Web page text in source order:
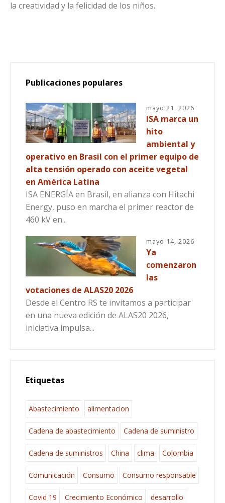
la creatividad y la felicidad de los niños.
Publicaciones populares
mayo 21, 2026
ISA marca un
hito
ambiental y
operativo en Brasil con el primer equipo de
alta tensión operado con aceite vegetal
en América Latina
ISA ENERGÍA en Brasil, en alianza con Hitachi
Energy, puso en marcha el primer reactor de
460 kV en...
mayo 14, 2026
Ya
comenzaron
las
votaciones de ALAS20 2026
Desde el Centro RS te invitamos a participar
en una nueva edición de ALAS20 2026,
iniciativa impulsa...
Etiquetas
Abastecimiento alimentacion
Cadena de abastecimiento Cadena de suministro
Cadena de suministros China clima Colombia
Comunicación Consumo Consumo responsable
Covid 19 Crecimiento Económico desarrollo